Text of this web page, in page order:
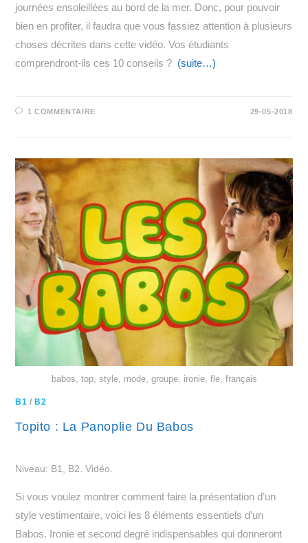
journées ensoleillées au bord de la mer. Donc, pour pouvoir
bien en profiter, il faudra que vous fassiez attention à plusieurs
choses décrites dans cette vidéo. Vos étudiants
comprendront-ils ces 10 conseils ? (suite…)
1 COMMENTAIRE 29-05-2018
babos, top, style, mode, groupe, ironie, fle, français
B1 /B2
Topito : La Panoplie Du Babos
Niveau: B1, B2. Vidéo.
Si vous voulez montrer comment faire la présentation d’un
style vestimentaire, voici les 8 éléments essentiels d’un
Babos. Ironie et second degré indispensables qui donneront